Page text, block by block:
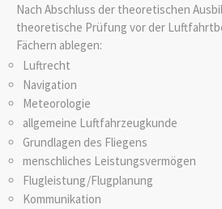
Nach Abschluss der theoretischen
theoretische Prüfung vor der
Fächern ablegen:
Luftrecht
Navigation
Meteorologie
allgemeine Luftfahrzeugkunde
Grundlagen des Fliegens
menschliches Leistungsvermögen
Flugleistung/Flugplanung
Kommunikation